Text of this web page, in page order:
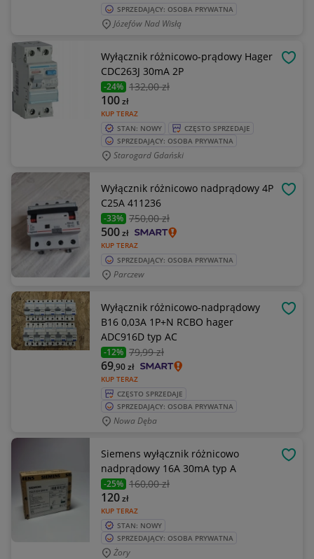
SPRZEDAJĄCY: OSOBA PRYWATNA
Józefów Nad Wisłą
Wyłącznik różnicowo-prądowy Hager
CDC263J 30mA 2P
-24% 132,00 zł
KUP TERAZ
100zł
STAN: NOWY
CZĘSTO SPRZEDAJE
SPRZEDAJĄCY: OSOBA PRYWATNA
Starogard Gdański
Wyłącznik różnicowo nadprądowy 4P
C25A 411236
-33% 750,00 zł
KUP TERAZ
500zł
SPRZEDAJĄCY: OSOBA PRYWATNA
Parczew
Wyłącznik różnicowo-nadprądowy
B16 0,03A 1P+N RCBO hager
ADC916D typ AC
-12% 79,99 zł
KUP TERAZ
69,90zł
CZĘSTO SPRZEDAJE
SPRZEDAJĄCY: OSOBA PRYWATNA
Nowa Dęba
Siemens wyłącznik różnicowo
nadprądowy 16A 30mA typ A
-25% 160,00 zł
KUP TERAZ
120zł
STAN: NOWY
SPRZEDAJĄCY: OSOBA PRYWATNA
Żory